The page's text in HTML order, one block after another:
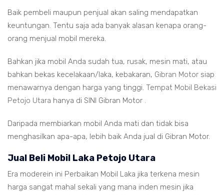
Baik pembeli maupun penjual akan saling mendapatkan
keuntungan. Tentu saja ada banyak alasan kenapa orang-
orang menjual mobil mereka.
Bahkan jika mobil Anda sudah tua, rusak, mesin mati, atau
bahkan bekas kecelakaan/laka, kebakaran, Gibran Motor siap
menawarnya dengan harga yang tinggi. Tempat Mobil Bekasi
Petojo Utara hanya di SINI Gibran Motor .
Daripada membiarkan mobil Anda mati dan tidak bisa
menghasilkan apa-apa, lebih baik Anda jual di Gibran Motor.
Jual Beli Mobil Laka Petojo Utara
Era moderein ini Perbaikan Mobil Laka jika terkena mesin
harga sangat mahal sekali yang mana inden mesin jika